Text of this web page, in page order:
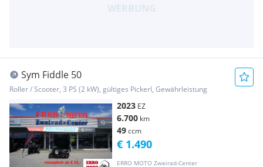
Sym Fiddle 50
Roller / Scooter, 3 PS (2 kW), gültiges Pickerl, Gewährleistung
2023 EZ
6.700 km
49ccm
ERRO MOTO Zweirad-Center
€ 1.490